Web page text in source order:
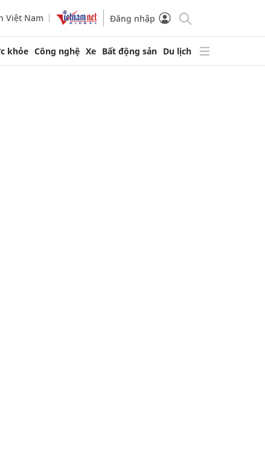
Việt Nam Đăng nhập
khỏe Công nghệ Xe Bất động sản Du lịch